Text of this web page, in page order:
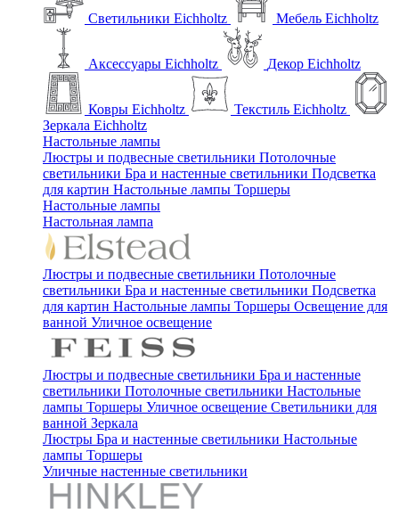
Светильники Eichholtz Мебель Eichholtz
Аксессуары Eichholtz Декор Eichholtz
Ковры Eichholtz
Текстиль Eichholtz
Зеркала Eichholtz
Настольные лампы
Люстры и подвесные светильники Потолочные
светильники Бра и настенные светильники Подсветка
для картин Настольные лампы Торшеры
Настольные лампы
Настольная лампа
Люстры и подвесные светильники Потолочные
светильники Бра и настенные светильники Подсветка
для картин Настольные лампы Торшеры Освещение для
ванной Уличное освещение
Люстры и подвесные светильники Бра и настенные
светильники Потолочные светильники Настольные
лампы Торшеры Уличное освещение Светильники для
ванной Зеркала
Люстры Бра и настенные светильники Настольные
лампы Торшеры
Уличные настенные светильники